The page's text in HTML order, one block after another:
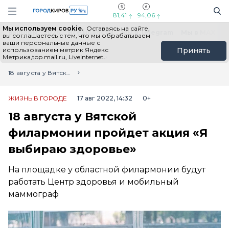
Навигация сайта
81,41 94,06
Мы используем cookie. Оставаясь на сайте,
вы соглашаетесь с тем, что мы обрабатываем
ваши персональные данные с
использованием метрик Яндекс
Метрика,top.mail.ru, LiveInternet.
Принять
Выборы - 2026 Все новости Мы в Telegram
Главная
Лента новостей
18 августа у Вятской филармонии пройдет акция «Я выбираю здоровье»
ЖИЗНЬ В ГОРОДЕ 17 авг 2022, 14:32 0+
18 августа у Вятской
филармонии пройдет акция «Я
выбираю здоровье»
На площадке у областной филармонии будут
работать Центр здоровья и мобильный
маммограф